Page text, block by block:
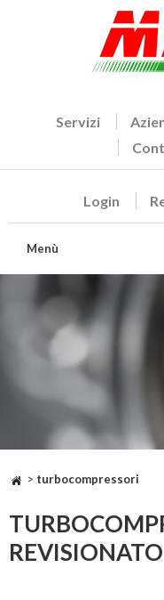
Servizi
Login
Menù
> turbocompressori
REVISIONATO